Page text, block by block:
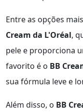
Entre as opções
Cream da L'Oréal,
pele e proporciona
favorito é o BB
sua fórmula leve e
Além disso, o BB